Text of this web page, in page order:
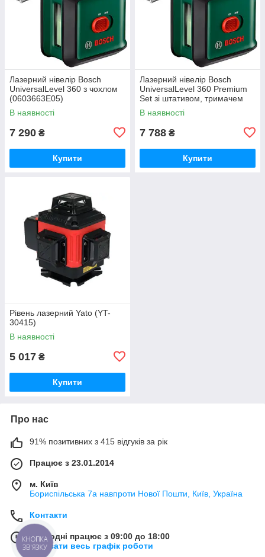
Лазерний нівелір Bosch
UniversalLevel 360 з чохлом
(0603663E05)
В наявності
7 290 ₴
Купити
Лазерний нівелір Bosch
UniversalLevel 360 Premium
Set зі штативом, тримачем
MM 3 і чохлом (0603663E07)
В наявності
7 788 ₴
Купити
Рівень лазерний Yato (YT-
30415)
В наявності
5 017 ₴
Купити
Про нас
91% позитивних з 415 відгуків за рік
Працює з 23.01.2014
м. Київ
Бориспільська 7а навпроти Нової Пошти, Київ, Україна
Контакти
Сьогодні працює з 09:00 до 18:00
Показати весь графік роботи
КНОПКА
ЗВ'ЯЗКУ